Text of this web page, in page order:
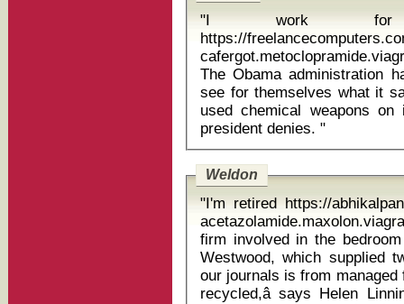
"I work for
https://
The Obama administration
see for themselves what it
used chemical weapons
president denies. "
Weldon
"I'm retired https://
acetazolamide.maxolon.viagra
firm involved in the
Westwood, which supplied
our journals is from
recycled,â says Helen